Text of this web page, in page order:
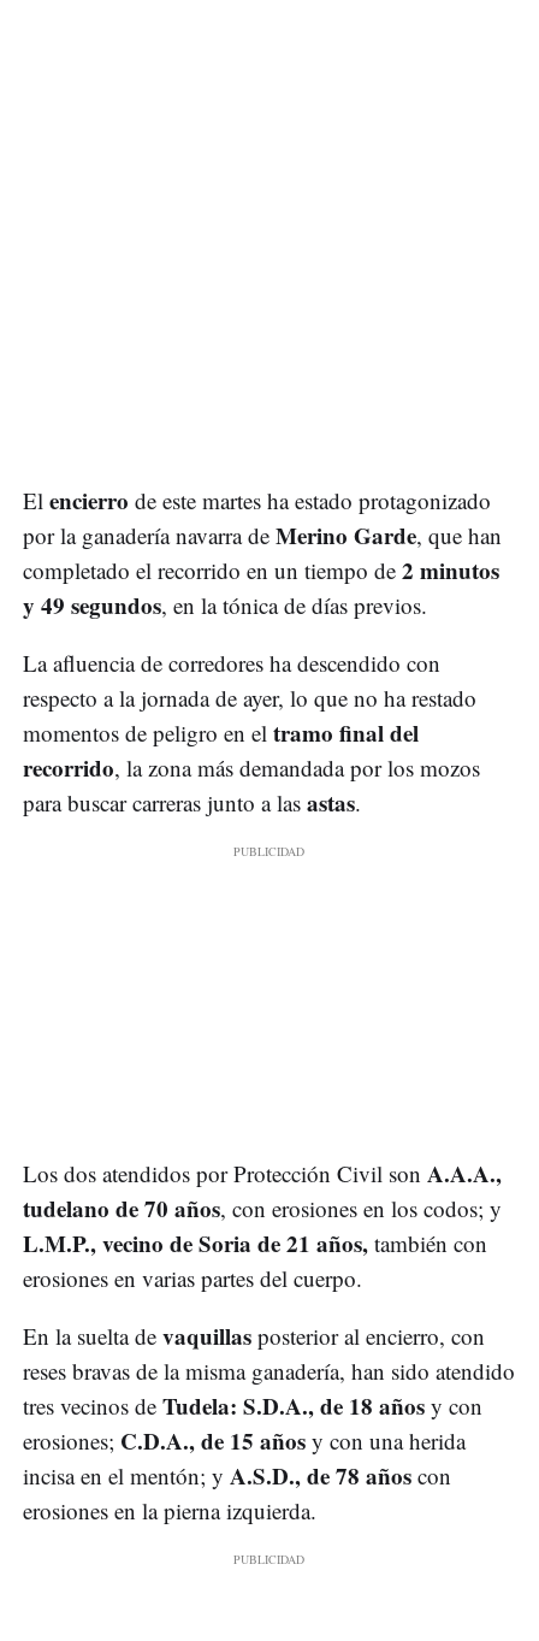
El encierro de este martes ha estado protagonizado
por la ganadería navarra de Merino Garde, que han
completado el recorrido en un tiempo de 2 minutos
y 49 segundos, en la tónica de días previos.
La afluencia de corredores ha descendido con
respecto a la jornada de ayer, lo que no ha restado
momentos de peligro en el tramo final del
recorrido, la zona más demandada por los mozos
para buscar carreras junto a las astas.
Los dos atendidos por Protección Civil son A.A.A.,
tudelano de 70 años, con erosiones en los codos; y
L.M.P., vecino de Soria de 21 años, también con
erosiones en varias partes del cuerpo.
En la suelta de vaquillas posterior al encierro, con
reses bravas de la misma ganadería, han sido atendido
tres vecinos de Tudela: S.D.A., de 18 años y con
erosiones; C.D.A., de 15 años y con una herida
incisa en el mentón; y A.S.D., de 78 años con
erosiones en la pierna izquierda.